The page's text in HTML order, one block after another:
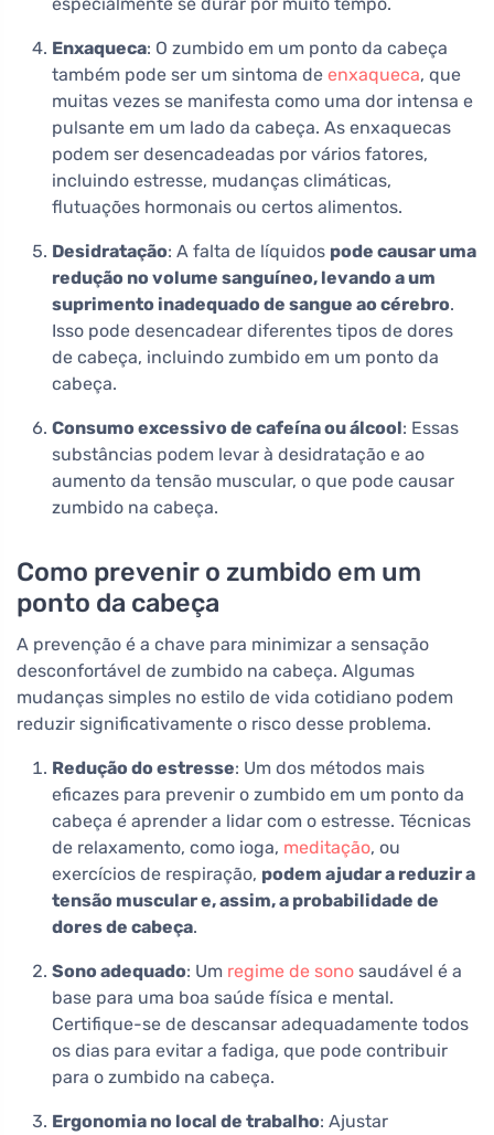
Enxaqueca: O zumbido em um ponto da cabeça
também pode ser um sintoma de enxaqueca, que
muitas vezes se manifesta como uma dor intensa e
pulsante em um lado da cabeça. As enxaquecas
podem ser desencadeadas por vários fatores,
incluindo estresse, mudanças climáticas,
flutuações hormonais ou certos alimentos.
Desidratação: A falta de líquidos pode causar uma
redução no volume sanguíneo, levando a um
suprimento inadequado de sangue ao cérebro.
Isso pode desencadear diferentes tipos de dores
de cabeça, incluindo zumbido em um ponto da
cabeça.
Consumo excessivo de cafeína ou álcool: Essas
substâncias podem levar à desidratação e ao
aumento da tensão muscular, o que pode causar
zumbido na cabeça.
Como prevenir o zumbido em um
ponto da cabeça
A prevenção é a chave para minimizar a sensação
desconfortável de zumbido na cabeça. Algumas
mudanças simples no estilo de vida cotidiano podem
reduzir significativamente o risco desse problema.
Redução do estresse: Um dos métodos mais
eficazes para prevenir o zumbido em um ponto da
cabeça é aprender a lidar com o estresse. Técnicas
de relaxamento, como ioga, meditação, ou
exercícios de respiração, podem ajudar a reduzir a
tensão muscular e, assim, a probabilidade de
dores de cabeça.
Sono adequado: Um regime de sono saudável é a
base para uma boa saúde física e mental.
Certifique-se de descansar adequadamente todos
os dias para evitar a fadiga, que pode contribuir
para o zumbido na cabeça.
Ergonomia no local de trabalho: Ajustar